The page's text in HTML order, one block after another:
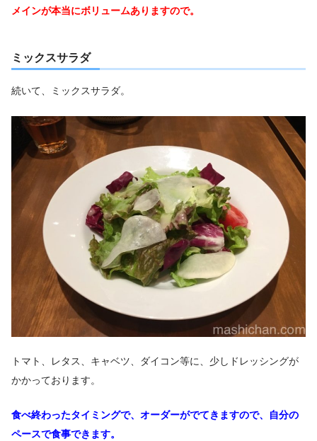
メインが本当にボリュームありますので。
ミックスサラダ
続いて、ミックスサラダ。
トマト、レタス、キャベツ、ダイコン等に、少しドレッシングが
かかっております。
食べ終わったタイミングで、オーダーがでてきますので、
自分の
ペースで食事できます。